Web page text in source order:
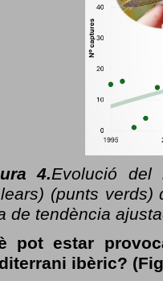
4.Evolució del
(punts
de tendència
pot estar
ibèric?